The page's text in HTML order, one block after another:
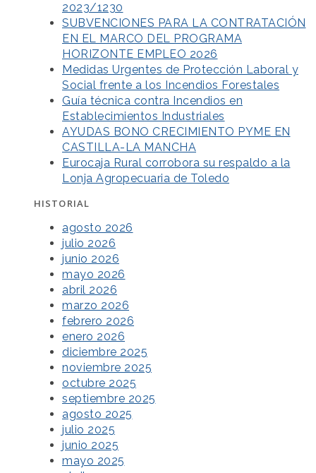
2023/1230
SUBVENCIONES PARA LA CONTRATACIÓN
EN EL MARCO DEL PROGRAMA
HORIZONTE EMPLEO 2026
Medidas Urgentes de Protección Laboral y
Social frente a los Incendios Forestales
Guía técnica contra Incendios en
Establecimientos Industriales
AYUDAS BONO CRECIMIENTO PYME EN
CASTILLA-LA MANCHA
Eurocaja Rural corrobora su respaldo a la
Lonja Agropecuaria de Toledo
HISTORIAL
agosto 2026
julio 2026
junio 2026
mayo 2026
abril 2026
marzo 2026
febrero 2026
enero 2026
diciembre 2025
noviembre 2025
octubre 2025
septiembre 2025
agosto 2025
julio 2025
junio 2025
mayo 2025